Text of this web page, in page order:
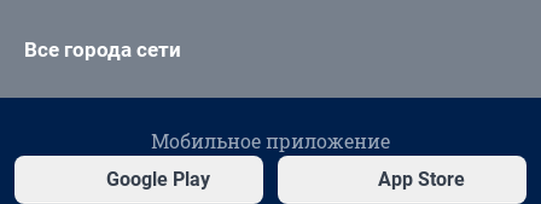
Все города сети
Мобильное приложение
Google Play App Store